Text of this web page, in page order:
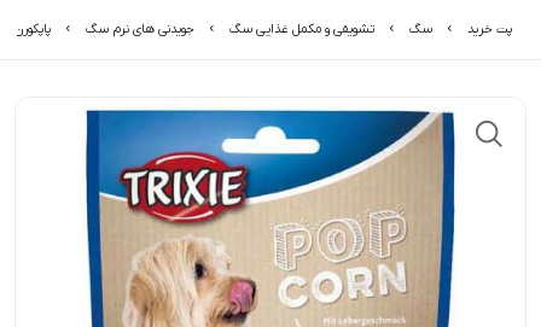
پت خرید سگ تشویقی و مکمل غذایی سگ جویدنی های نرم سگ